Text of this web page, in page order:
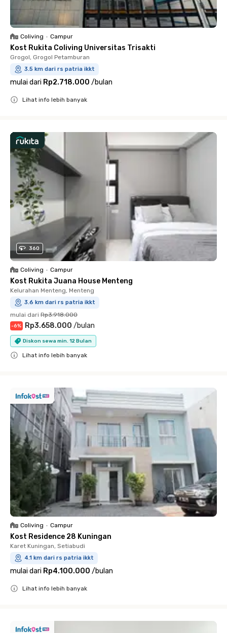
Coliving • Campur
Kost Rukita Coliving Universitas Trisakti
Grogol, Grogol Petamburan
3.5 km dari rs patria ikkt
mulai dari Rp2.718.000 /bulan
Lihat info lebih banyak
360
Coliving • Campur
Kost Rukita Juana House Menteng
Kelurahan Menteng, Menteng
3.6 km dari rs patria ikkt
mulai dari Rp3.918.000
-6% Rp3.658.000 /bulan
Diskon sewa min. 12 Bulan
Lihat info lebih banyak
Coliving • Campur
Kost Residence 28 Kuningan
Karet Kuningan, Setiabudi
4.1 km dari rs patria ikkt
mulai dari Rp4.100.000 /bulan
Lihat info lebih banyak